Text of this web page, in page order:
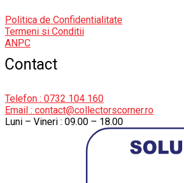
Politica de Confidentialitate
Termeni si Conditii
ANPC
Contact
Telefon : 0732 104 160
Email : contact@collectorscorner.ro
Luni – Vineri : 09.00 – 18.00